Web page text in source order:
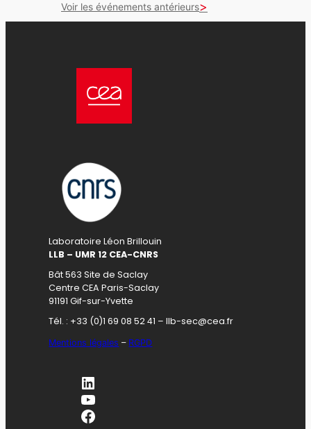
Voir les événements antérieurs
Laboratoire Léon Brillouin
LLB – UMR 12 CEA-CNRS
Bât 563 Site de Saclay
Centre CEA Paris-Saclay
91191 Gif-sur-Yvette
Tél. : +33 (0)1 69 08 52 41 – llb-sec@cea.fr
Mentions légales – RGPD
LinkedIn
YouTube
Facebook